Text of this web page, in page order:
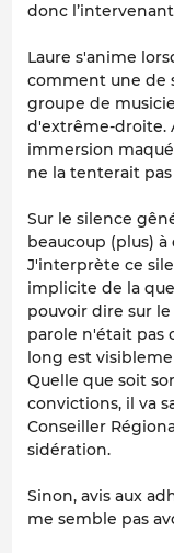
donc
Laure s'anime
comment une de
groupe de
d'extrême-droite.
immersion
ne la tenterait
Sur le silence
beaucoup (plus) à
J'interprète ce
implicite de la
pouvoir dire sur
parole n'était pas
long est
Quelle que soit
convictions, il va
Conseiller
sidération.
Sinon, avis aux
me semble pas